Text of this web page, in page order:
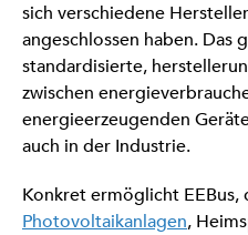
sich verschiedene
angeschlossen haben. Das
standardisierte,
zwischen
energieerzeugenden
auch in der Industrie.
Konkret ermöglicht EEBus,
Photovoltaikanlagen,